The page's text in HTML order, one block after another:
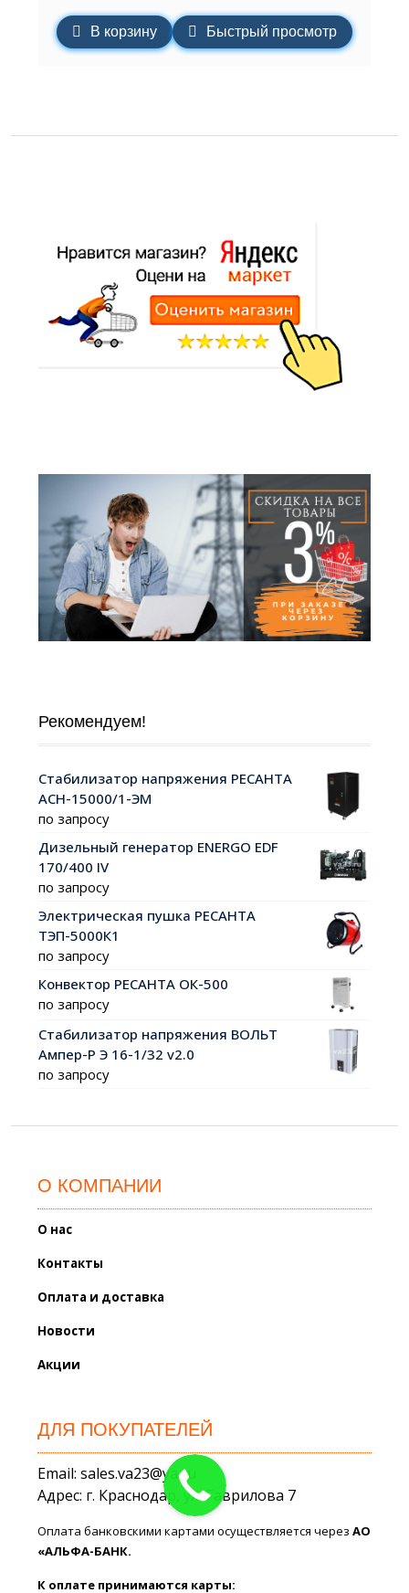
В корзину Быстрый просмотр
Рекомендуем!
Стабилизатор напряжения РЕСАНТА
АСН-15000/1-ЭМ
по запросу
Дизельный генератор ENERGO EDF
170/400 IV
по запросу
Электрическая пушка РЕСАНТА
ТЭП-5000К1
по запросу
Конвектор РЕСАНТА ОК-500
по запросу
Стабилизатор напряжения ВОЛЬТ
Ампер-Р Э 16-1/32 v2.0
по запросу
О КОМПАНИИ
О нас
Контакты
Оплата и доставка
Новости
Акции
ДЛЯ ПОКУПАТЕЛЕЙ
Email: sales.va23@ya.ru
Адрес: г. Краснодар, ул. Гаврилова 7
Оплата банковскими картами осуществляется черезАО
«АЛЬФА-БАНК.
К оплате принимаются карты: